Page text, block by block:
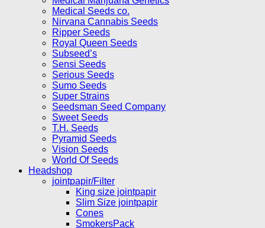
Medical Seeds co.
Nirvana Cannabis Seeds
Ripper Seeds
Royal Queen Seeds
Subseed’s
Sensi Seeds
Serious Seeds
Sumo Seeds
Super Strains
Seedsman Seed Company
Sweet Seeds
T.H. Seeds
Pyramid Seeds
Vision Seeds
World Of Seeds
Headshop
jointpapir/Filter
King size jointpapir
Slim Size jointpapir
Cones
SmokersPack